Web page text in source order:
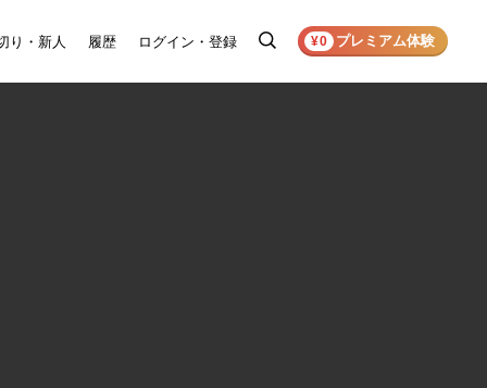
り・新人 履歴 ログイン・登録
検
¥0 プレミアム体験